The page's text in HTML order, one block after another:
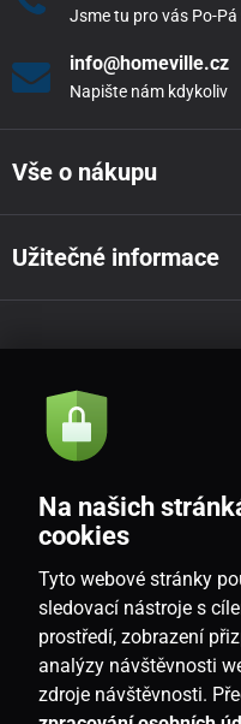
Jsme tu pro vás Po-Pá
info@homeville.cz
Napište nám kdykoliv
Vše o nákupu
Užitečné informace
Akce a novinky e-
Souhlasím sezásadami
CZ
Na našich
cookies
Tyto webové stránky
sledovací nástroje s
prostředí, zobrazení
analýzy návštěvnosti
zdroje návštěvnosti.